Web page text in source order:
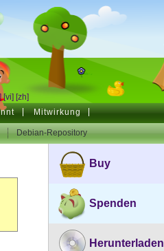
[vi] [zh]
Mitwirkung
Debian-Repository
Buy
Spenden
Herunterladen